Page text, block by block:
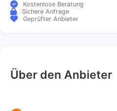
Kostenlose Beratung
Sichere Anfrage
Geprüfter Anbieter
Über den Anbieter